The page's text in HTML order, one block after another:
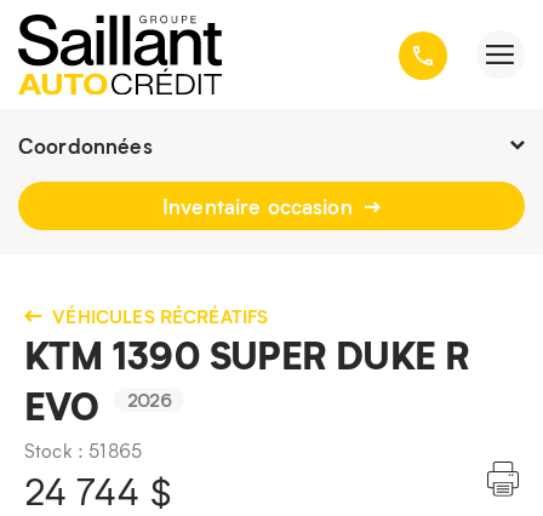
Coordonnées
Présentement ouvert jusqu'à 16h30
418 659-6431
Inventaire occasion
VÉHICULES RÉCRÉATIFS
KTM 1390 SUPER DUKE R
EVO
2026
Stock : 51865
24 744 $